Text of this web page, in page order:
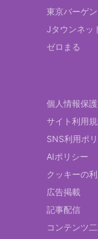
東京バーゲ
Jタウンネッ
ゼロまる
個人情報保
サイト利用
SNS利用ポ
AIポリシー
クッキーの
広告掲載
記事配信
コンテンツ